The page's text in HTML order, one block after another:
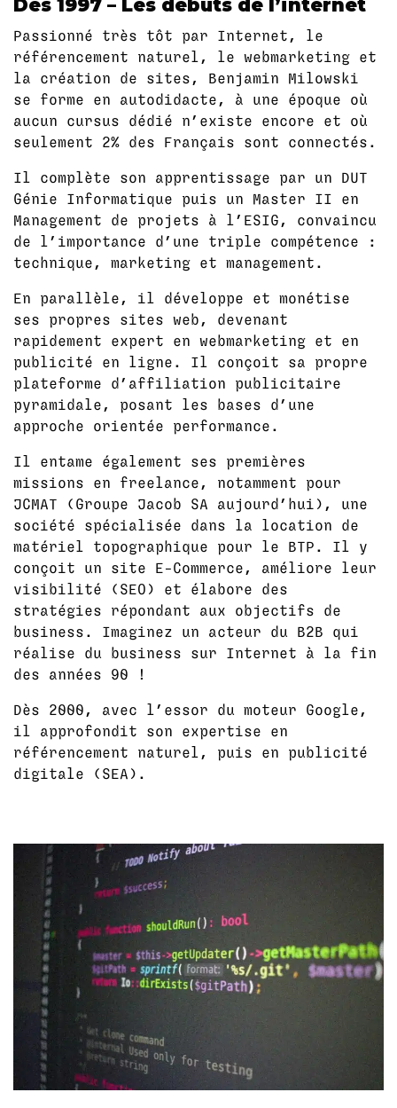
Dès 1997 – Les débuts de l’internet
Passionné très tôt par Internet, le
référencement naturel, le webmarketing et
la création de sites, Benjamin Milowski
se forme en autodidacte, à une époque où
aucun cursus dédié n’existe encore et où
seulement 2% des Français sont connectés.
Il complète son apprentissage par un DUT
Génie Informatique puis un Master II en
Management de projets à l’ESIG, convaincu
de l’importance d’une triple compétence :
technique, marketing et management.
En parallèle, il développe et monétise
ses propres sites web, devenant
rapidement expert en webmarketing et en
publicité en ligne. Il conçoit sa propre
plateforme d’affiliation publicitaire
pyramidale, posant les bases d’une
approche orientée performance.
Il entame également ses premières
missions en freelance, notamment pour
JCMAT (Groupe Jacob SA aujourd’hui), une
société spécialisée dans la location de
matériel topographique pour le BTP. Il y
conçoit un site E-Commerce, améliore leur
visibilité (SEO) et élabore des
stratégies répondant aux objectifs de
business. Imaginez un acteur du B2B qui
réalise du business sur Internet à la fin
des années 90 !
Dès 2000, avec l’essor du moteur Google,
il approfondit son expertise en
référencement naturel, puis en publicité
digitale (SEA).